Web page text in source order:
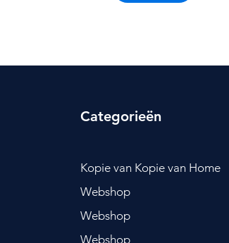
Categorieën
Kopie van Kopie van Home
Webshop
Webshop
Webshop